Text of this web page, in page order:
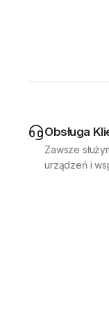
Obsługa
Zawsze
urządzeń i